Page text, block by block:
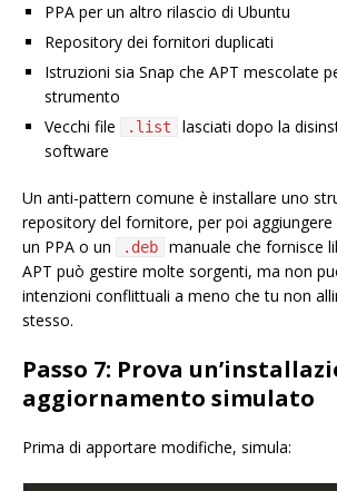
PPA per un altro rilascio di Ubuntu
Repository dei fornitori duplicati
Istruzioni sia Snap che APT mescolate
strumento
Vecchi file
.list
lasciati dopo la
software
Un anti-pattern comune è installare uno
repository del fornitore, per poi aggiungere
un PPA o un
.deb
manuale che fornisce
APT può gestire molte sorgenti, ma non
intenzioni conflittuali a meno che tu non
stesso.
Passo 7: Prova
aggiornamento simulato
Prima di apportare modifiche, simula: